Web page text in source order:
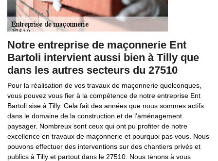
Notre entreprise de maçonnerie Ent
Bartoli intervient aussi bien à Tilly que
dans les autres secteurs du 27510
Pour la réalisation de vos travaux de maçonnerie quelconques,
vous pouvez vous fier à la compétence de notre entreprise Ent
Bartoli sise à Tilly. Cela fait des années que nous sommes actifs
dans le domaine de la construction et de l’aménagement
paysager. Nombreux sont ceux qui ont pu profiter de notre
excellence en travaux de maçonnerie et pourquoi pas vous. Nous
pouvons effectuer des interventions sur des chantiers privés et
publics à Tilly et partout dans le 27510. Nous tenons à vous